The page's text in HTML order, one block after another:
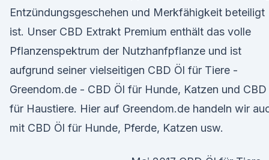
Entzündungsgeschehen und Merkfähigkeit beteiligt
ist. Unser CBD Extrakt Premium enthält das volle
Pflanzenspektrum der Nutzhanfpflanze und ist
aufgrund seiner vielseitigen CBD Öl für Tiere -
Greendom.de - CBD Öl für Hunde, Katzen und CBD
für Haustiere. Hier auf Greendom.de handeln wir
mit CBD Öl für Hunde, Pferde, Katzen usw.